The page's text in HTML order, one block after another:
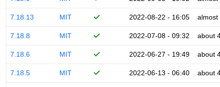
7.18.13 MIT 2022-08-22 - 16:05 almost
7.18.8 MIT 2022-07-08 - 09:32 about
7.18.6 MIT 2022-06-27 - 19:49 about
7.18.5 MIT 2022-06-13 - 06:40 about